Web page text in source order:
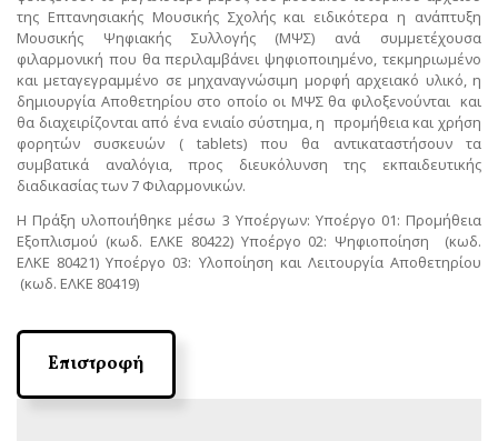
της Επτανησιακής Μουσικής Σχολής και ειδικότερα η ανάπτυξη
Μουσικής Ψηφιακής Συλλογής (ΜΨΣ) ανά συμμετέχουσα
φιλαρμονική που θα περιλαμβάνει ψηφιοποιημένο, τεκμηριωμένο
και μεταγεγραμμένο σε μηχαναγνώσιμη μορφή αρχειακό υλικό, η
δημιουργία Αποθετηρίου στο οποίο οι ΜΨΣ θα φιλοξενούνται και
θα διαχειρίζονται από ένα ενιαίο σύστημα, η προμήθεια και χρήση
φορητών συσκευών ( tablets) που θα αντικαταστήσουν τα
συμβατικά αναλόγια, προς διευκόλυνση της εκπαιδευτικής
διαδικασίας των 7 Φιλαρμονικών.
Η Πράξη υλοποιήθηκε μέσω 3 Υποέργων: Υποέργο 01: Προμήθεια
Εξοπλισμού (κωδ. ΕΛΚΕ 80422) Yποέργο 02: Ψηφιοποίηση (κωδ.
ΕΛΚΕ 80421) Υποέργο 03: Υλοποίηση και Λειτουργία Αποθετηρίου
(κωδ. ΕΛΚΕ 80419)
Επιστροφή